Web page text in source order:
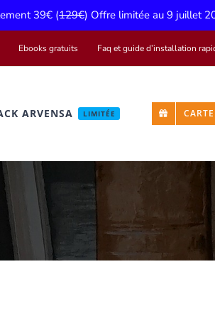
39€ (129€) Offre limitée au 9 juillet
Ebooks gratuits Faq et guide d’installation
ARVENSA LIMITÉE